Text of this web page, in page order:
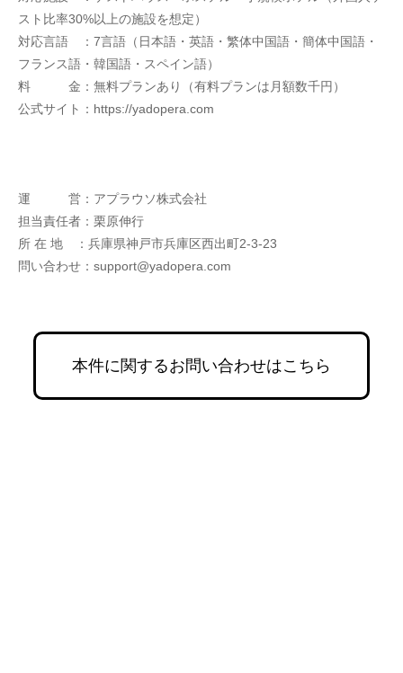
スト比率30%以上の施設を想定）
対応言語　：7言語（日本語・英語・繁体中国語・簡体中国語・
フランス語・韓国語・スペイン語）
料　　　金：無料プランあり（有料プランは月額数千円）
公式サイト：https://yadopera.com
運　　　営：アプラウソ株式会社
担当責任者：栗原伸行
所 在 地　：兵庫県神戸市兵庫区西出町2-3-23
問い合わせ：support@yadopera.com
本件に関するお問い合わせはこちら